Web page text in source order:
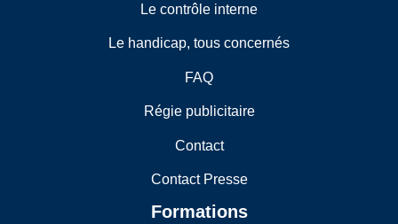
Le contrôle interne
Le handicap, tous concernés
FAQ
Régie publicitaire
Contact
Contact Presse
Formations